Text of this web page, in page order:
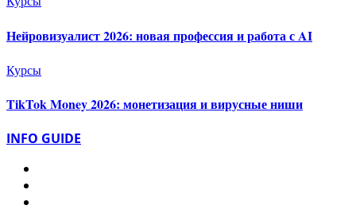
Нейровизуалист 2026: новая профессия и работа с AI
Курсы
TikTok Money 2026: монетизация и вирусные ниши
INFO GUIDE